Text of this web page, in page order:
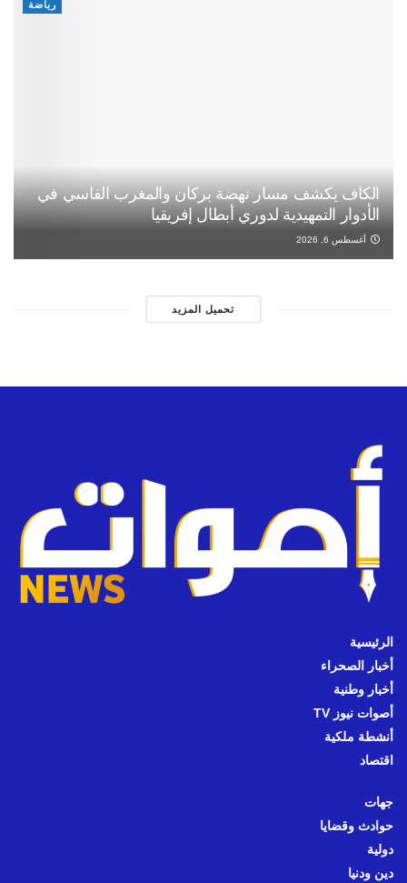
رياضة
الكاف يكشف مسار نهضة بركان والمغرب الفاسي في
الأدوار التمهيدية لدوري أبطال إفريقيا
أغسطس 6, 2026
تحميل المزيد
الرئيسية
أخبار الصحراء
أخبار وطنية
أصوات نيوز TV
أنشطة ملكية
اقتصاد
جهات
حوادث وقضايا
دولية
دين ودنيا